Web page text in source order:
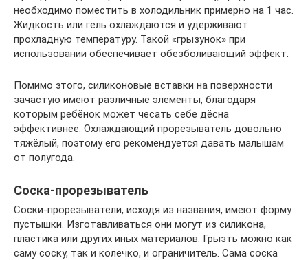
необходимо поместить в холодильник примерно на 1 час.
Жидкость или гель охлаждаются и удерживают
прохладную температуру. Такой «грызунок» при
использовании обеспечивает обезболивающий эффект.
Помимо этого, силиконовые вставки на поверхности
зачастую имеют различные элементы, благодаря
которым ребёнок может чесать себе дёсна
эффективнее. Охлаждающий прорезыватель довольно
тяжёлый, поэтому его рекомендуется давать малышам
от полугода.
Соска-прорезыватель
Соски-прорезыватели, исходя из названия, имеют форму
пустышки. Изготавливаться они могут из силикона,
пластика или других иных материалов. Грызть можно как
саму соску, так и колечко, и ограничитель. Сама соска